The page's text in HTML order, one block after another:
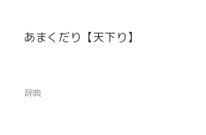
あまくだり【天下り】
辞典